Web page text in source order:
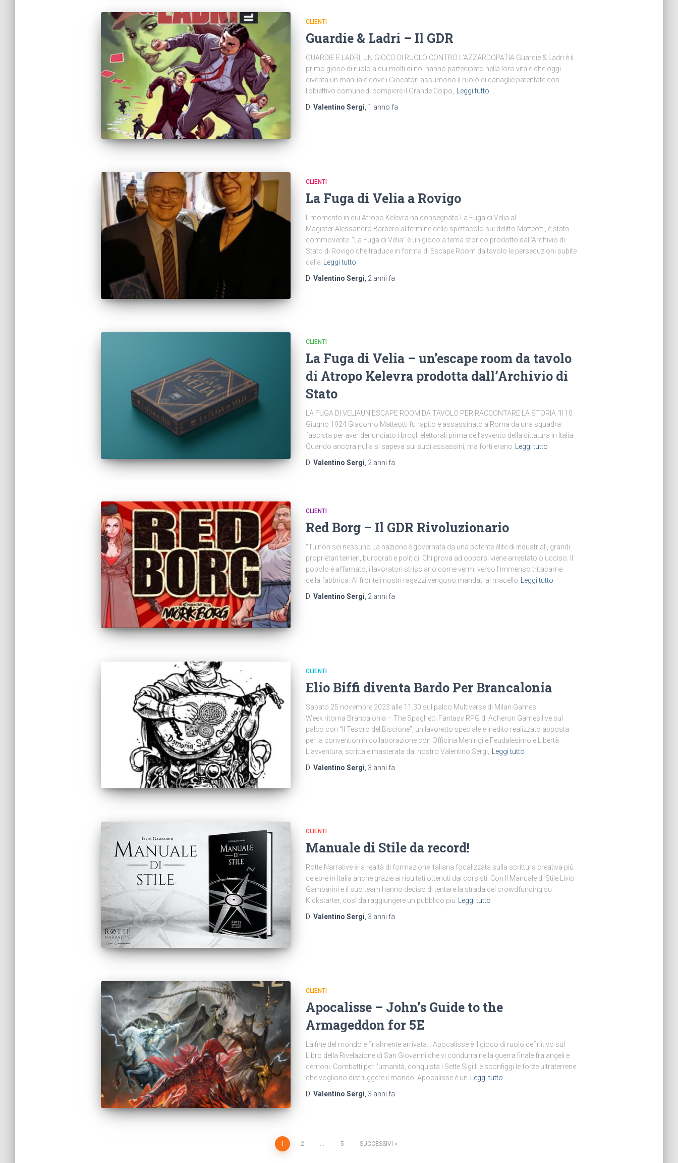
CLIENTI
Guardie & Ladri – Il GDR
GUARDIE E LADRI, UN GIOCO DI RUOLO CONTRO L’AZZARDOPATIA Guardie & Ladri è il
primo gioco di ruolo a cui molti di noi hanno partecipato nella loro vita e che oggi
diventa un manuale dove i Giocatori assumono il ruolo di canaglie patentate con
l’obiettivo comune di compiere il Grande Colpo, Leggi tutto
Di Valentino Sergi, 1 anno fa
CLIENTI
La Fuga di Velia a Rovigo
Il momento in cui Atropo Kelevra ha consegnato La Fuga di Velia al
Magister Alessandro Barbero al termine dello spettacolo sul delitto Matteotti, è stato
commovente. “La Fuga di Velia” è un gioco a tema storico prodotto dall’Archivio di
Stato di Rovigo che traduce in forma di Escape Room da tavolo le persecuzioni subite
dalla Leggi tutto
Di Valentino Sergi, 2 anni fa
CLIENTI
La Fuga di Velia – un’escape room da tavolo
di Atropo Kelevra prodotta dall’Archivio di
Stato
LA FUGA DI VELIAUN’ESCAPE ROOM DA TAVOLO PER RACCONTARE LA STORIA “Il 10
Giugno 1924 Giacomo Matteotti fu rapito e assassinato a Roma da una squadra
fascista per aver denunciato i brogli elettorali prima dell’avvento della dittatura in Italia.
Quando ancora nulla si sapeva sui suoi assassini, ma forti erano
Leggi tutto
Di Valentino Sergi 2 anni fa
CLIENTI
Red Borg – Il GDR Rivoluzionario
“Tu non sei nessuno.La nazione è governata da una potente élite di industriali, grandi
proprietari terrieri, burocrati e politici. Chi prova ad opporsi viene arrestato o ucciso. Il
popolo è affamato, i lavoratori strisciano come vermi verso l’immenso tritacarne
della fabbrica. Al fronte i nostri ragazzi vengono mandati al macello
Leggi tutto
Di Valentino Sergi 2 anni fa
CLIENTI
Elio Biffi diventa Bardo Per Brancalonia
Sabato 25 novembre 2023 alle 11.30 sul palco Multiverse di Milan Games
Week ritorna Brancalonia – The Spaghetti Fantasy RPG di Acheron Games live sul
palco con “Il Tesoro del Biscione”, un lavoretto speciale e inedito realizzato apposta
per la convention in collaborazione con Officina Meningi e Feudalesimo e Libertà
L’avventura, scritta e masterata dal nostro Valentino Sergi,
Leggi tutto
Di Valentino Sergi 3 anni fa
CLIENTI
Manuale di Stile da record!
Rotte Narrative è la realtà di formazione italiana focalizzata sulla scrittura creativa più
celebre in Italia anche grazie ai risultati ottenuti dai corsisti. Con Il Manuale di Stile Livio
Gambarini e il suo team hanno deciso di tentare la strada del crowdfunding su
Kickstarter, così da raggiungere un pubblico più
Leggi tutto
Di Valentino Sergi 3 anni fa
CLIENTI
Apocalisse – John’s Guide to the
Armageddon for 5E
La fine del mondo è finalmente arrivata… Apocalisse è il gioco di ruolo definitivo sul
Libro della Rivelazione di San Giovanni che vi condurrà nella guerra finale fra angeli e
demoni. Combatti per l’umanità, conquista i Sette Sigilli e sconfiggi le forze ultraterrene
che vogliono distruggere il mondo! Apocalisse è un
Leggi tutto
Di Valentino Sergi 3 anni fa
1 2 5 SUCCESSIVI